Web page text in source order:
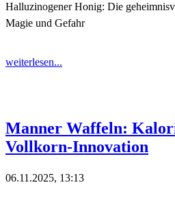
Halluzinogener Honig: Die
Magie und Gefahr
weiterlesen...
Manner Waffeln:
Vollkorn-Innovation
06.11.2025, 13:13